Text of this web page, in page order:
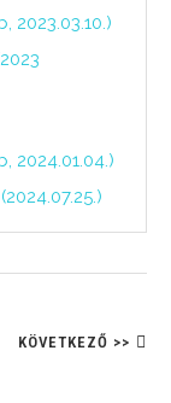
2023.03.10.)
2024.01.04.)
KÖVETKEZŐ >>